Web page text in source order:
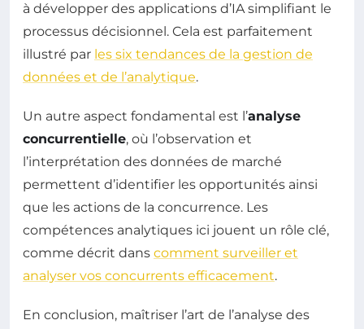
à développer des applications d’IA simplifiant le
processus décisionnel. Cela est parfaitement
illustré par les six tendances de la gestion de
données et de l’analytique.
Un autre aspect fondamental est l’analyse
concurrentielle, où l’observation et
l’interprétation des données de marché
permettent d’identifier les opportunités ainsi
que les actions de la concurrence. Les
compétences analytiques ici jouent un rôle clé,
comme décrit dans comment surveiller et
analyser vos concurrents efficacement.
En conclusion, maîtriser l’art de l’analyse des